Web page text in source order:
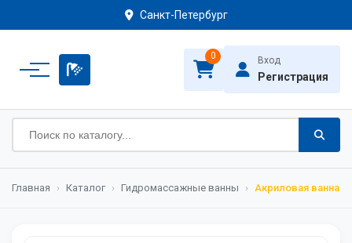
Санкт-Петербург
0 Вход
Регистрация
Главная › Каталог › Гидромассажные ванны › Акриловая ванна